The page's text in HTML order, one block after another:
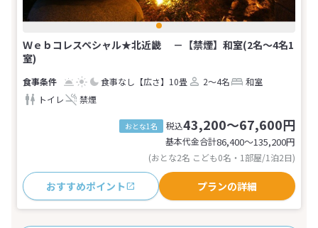
Ｗｅｂコレスペシャル★北近畿 －【禁煙】和室(2名～4名1
室)
食事なし 【広さ】10畳 2～4名
和室
トイレ
禁煙
おとな1名 税込43,200～67,600円
基本代金合計86,400〜135,200円
(おとな2名 こども0名・1部屋/1泊2日)
おすすめポイント プランの詳細